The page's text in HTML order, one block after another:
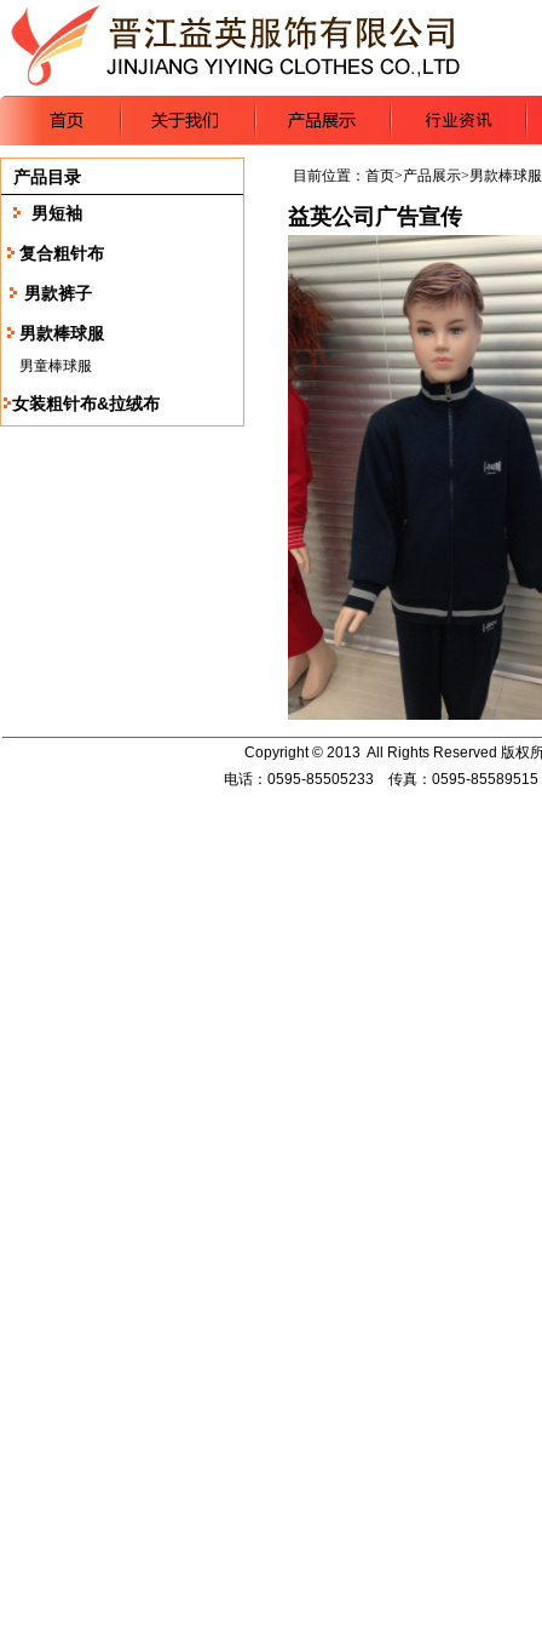
产品目录
男短袖
复合粗针布
男款裤子
男款棒球服
男童棒球服
女装粗针布&拉绒布
目前位置： 首页>产品展示>男款棒球服
益英公司广告宣传
Copyright © 2013 All Rights Reserved 版权
电话：0595-85505233 传真：0595-